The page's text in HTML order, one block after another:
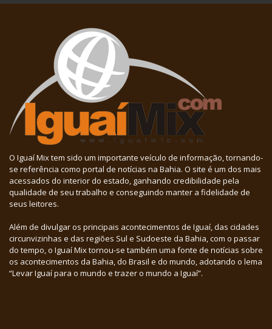
O Iguaí Mix tem sido um importante veículo de informação, tornando-
se referência como portal de notícias na Bahia. O site é um dos mais
acessados do interior do estado, ganhando credibilidade pela
qualidade de seu trabalho e conseguindo manter a fidelidade de
seus leitores.
Além de divulgar os principais acontecimentos de Iguaí, das cidades
circunvizinhas e das regiões Sul e Sudoeste da Bahia, com o passar
do tempo, o Iguaí Mix tornou-se também uma fonte de notícias sobre
os acontecimentos da Bahia, do Brasil e do mundo, adotando o lema
“Levar Iguaí para o mundo e trazer o mundo a Iguaí”.